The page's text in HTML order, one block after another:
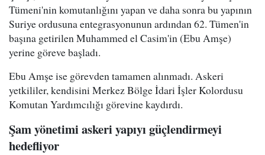
Tümeni'nin komutanlığını yapan ve daha sonra bu yapının
Suriye ordusuna entegrasyonunun ardından 62. Tümen'in
başına getirilen Muhammed el Casim'in (Ebu Amşe)
yerine göreve başladı.
Ebu Amşe ise görevden tamamen alınmadı. Askeri
yetkililer, kendisini Merkez Bölge İdari İşler Kolordusu
Komutan Yardımcılığı görevine kaydırdı.
Şam yönetimi askeri yapıyı güçlendirmeyi
hedefliyor